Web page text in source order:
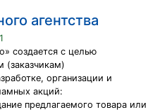
агентства
создается с целью
(заказчикам)
организации и
акций:
предлагаемого товара или